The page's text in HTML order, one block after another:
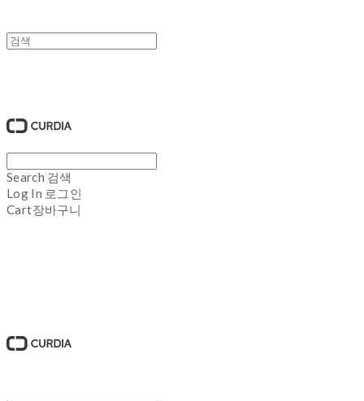
Search 검색
Log In 로그인
Cart장바구니